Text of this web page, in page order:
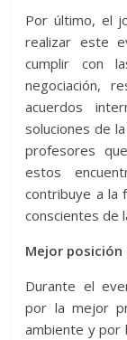
Por último, el
realizar este
cumplir con
negociación,
acuerdos
soluciones de
profesores
estos
contribuye a la
conscientes de
Mejor posición
Durante el
por la mejor
ambiente y por